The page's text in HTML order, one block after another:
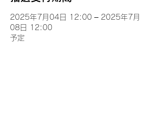
2025年7月04日 12:00 – 2025年7月
08日 12:00
予定